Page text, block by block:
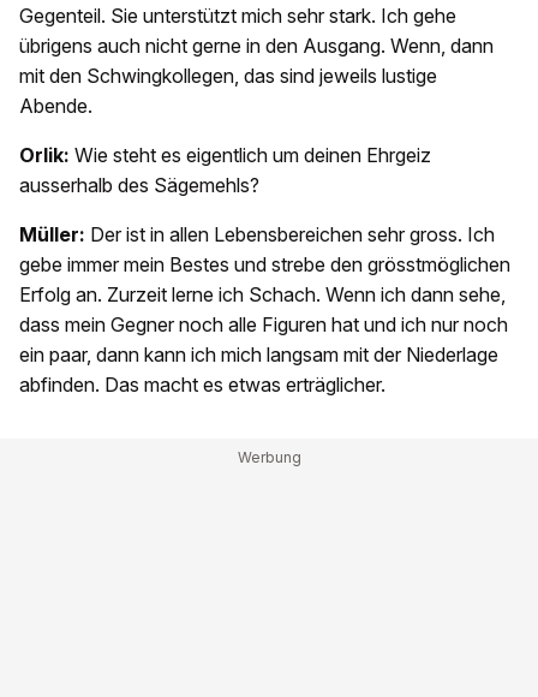
Gegenteil. Sie unterstützt mich sehr stark. Ich gehe
übrigens auch nicht gerne in den Ausgang. Wenn, dann
mit den Schwingkollegen, das sind jeweils lustige
Abende.
Orlik: Wie steht es eigentlich um deinen Ehrgeiz
ausserhalb des Sägemehls?
Müller: Der ist in allen Lebensbereichen sehr gross. Ich
gebe immer mein Bestes und strebe den grösstmöglichen
Erfolg an. Zurzeit lerne ich Schach. Wenn ich dann sehe,
dass mein Gegner noch alle Figuren hat und ich nur noch
ein paar, dann kann ich mich langsam mit der Niederlage
abfinden. Das macht es etwas erträglicher.